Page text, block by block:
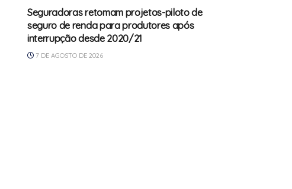
Seguradoras retomam projetos-piloto de
seguro de renda para produtores após
interrupção desde 2020/21
7 DE AGOSTO DE 2026